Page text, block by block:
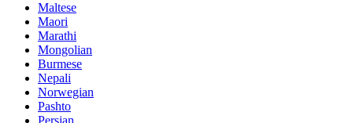
Maltese
Maori
Marathi
Mongolian
Burmese
Nepali
Norwegian
Pashto
Persian